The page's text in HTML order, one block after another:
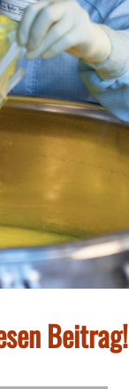
Beitrag!